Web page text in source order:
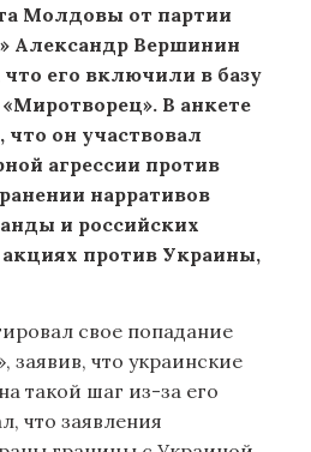
Молдовы от партии
Александр Вершинин
его включили в базу
В анкете
что он участвовал
агрессии против
нарративов
и российских
против Украины,
свое попадание
заявив, что украинские
такой шаг из-за его
что заявления